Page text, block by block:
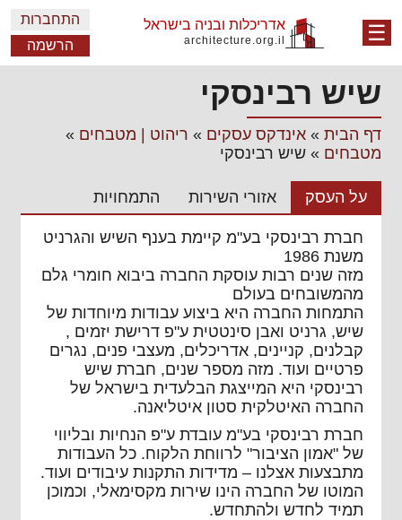
☰ אדריכלות ובניה בישראל
architecture.org.il
התחברות
הרשמה
שיש רבינסקי
דף הבית» אינדקס עסקים » ריהוט | מטבחים »
מטבחים » שיש רבינסקי
על העסק אזורי השירות התמחויות
חברת רבינסקי בע"מ קיימת בענף השיש והגרניט
משנת 1986
מזה שנים רבות עוסקת החברה ביבוא חומרי גלם
מהמשובחים בעולם
התמחות החברה היא ביצוע עבודות מיוחדות של
שיש, גרניט ואבן סינטטית ע"פ דרישת יזמים ,
קבלנים, קניינים, אדריכלים, מעצבי פנים, נגרים
פרטיים ועוד. מזה מספר שנים, חברת שיש
רבינסקי היא המייצגת הבלעדית בישראל של
החברה האיטלקית סטון איטליאנה.
חברת רבינסקי בע"מ עובדת ע"פ הנחיות ובליווי
של "אמון הציבור" לרווחת הלקוח. כל העבודות
מתבצעות אצלנו – מדידות התקנות עיבודים ועוד.
המוטו של החברה הינו שירות מקסימאלי, וכמוכן
תמיד לחדש ולהתחדש.